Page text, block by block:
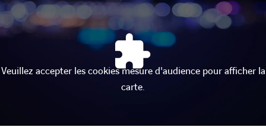
Veuillez accepter les cookies mesure d'audience pour afficher la
carte.